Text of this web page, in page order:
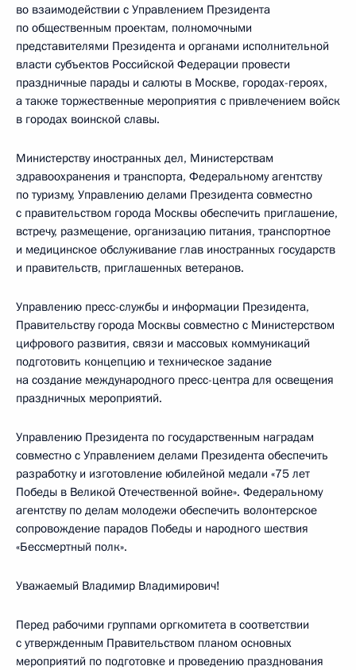
во взаимодействии с Управлением Президента
по общественным проектам, полномочными
представителями Президента и органами исполнительной
власти субъектов Российской Федерации провести
праздничные парады и салюты в Москве, городах-героях,
а также торжественные мероприятия с привлечением войск
в городах воинской славы.
Министерству иностранных дел, Министерствам
здравоохранения и транспорта, Федеральному агентству
по туризму, Управлению делами Президента совместно
с правительством города Москвы обеспечить приглашение,
встречу, размещение, организацию питания, транспортное
и медицинское обслуживание глав иностранных государств
и правительств, приглашенных ветеранов.
Управлению пресс-службы и информации Президента,
Правительству города Москвы совместно с Министерством
цифрового развития, связи и массовых коммуникаций
подготовить концепцию и техническое задание
на создание международного пресс-центра для освещения
праздничных мероприятий.
Управлению Президента по государственным наградам
совместно с Управлением делами Президента обеспечить
разработку и изготовление юбилейной медали «75 лет
Победы в Великой Отечественной войне». Федеральному
агентству по делам молодежи обеспечить волонтерское
сопровождение парадов Победы и народного шествия
«Бессмертный полк».
Уважаемый Владимир Владимирович!
Перед рабочими группами оргкомитета в соответствии
с утвержденным Правительством планом основных
мероприятий по подготовке и проведению празднования